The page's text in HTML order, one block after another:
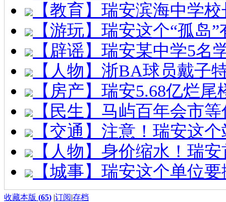
【教育】瑞安滨海中学
【游玩】瑞安这个“孤岛
【辟谣】瑞安某中学5名
【人物】浙BA球员戴子
【房产】瑞安5.68亿烂
【民生】马屿百年会市
【交通】注意！瑞安这
【人物】身价缩水！瑞
【城事】瑞安这个单位
收藏本版 (65) |订阅|存档